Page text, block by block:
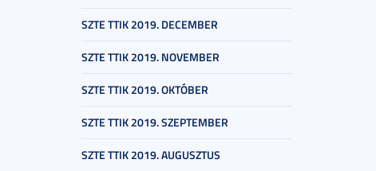
SZTE TTIK 2019. DECEMBER
SZTE TTIK 2019. NOVEMBER
SZTE TTIK 2019. OKTÓBER
SZTE TTIK 2019. SZEPTEMBER
SZTE TTIK 2019. AUGUSZTUS